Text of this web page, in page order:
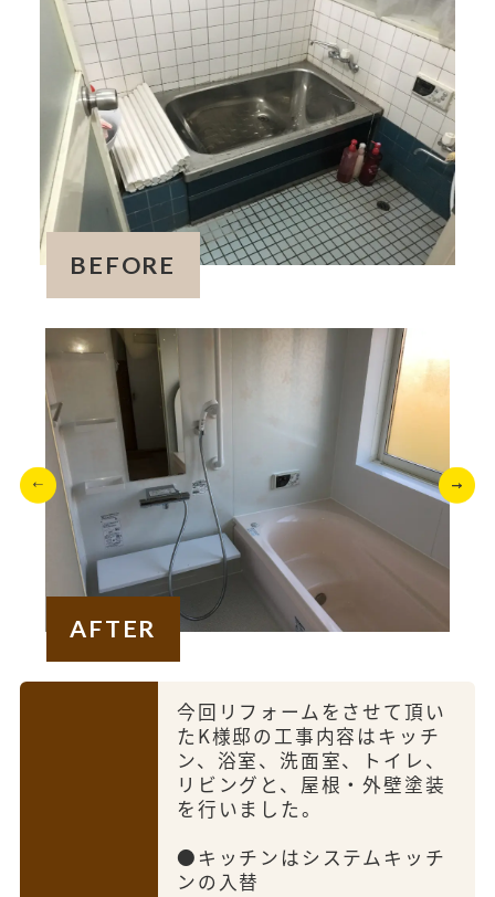
BEFORE
AFTER
今回リフォームをさせて頂い
たK様邸の工事内容はキッチ
ン、浴室、洗面室、トイレ、
リビングと、屋根・外壁塗装
を行いました。
●キッチンはシステムキッチ
ンの入替